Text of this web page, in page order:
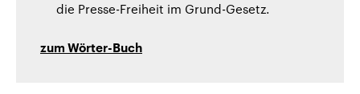
die Presse-Freiheit im Grund-Gesetz.
zum Wörter-Buch